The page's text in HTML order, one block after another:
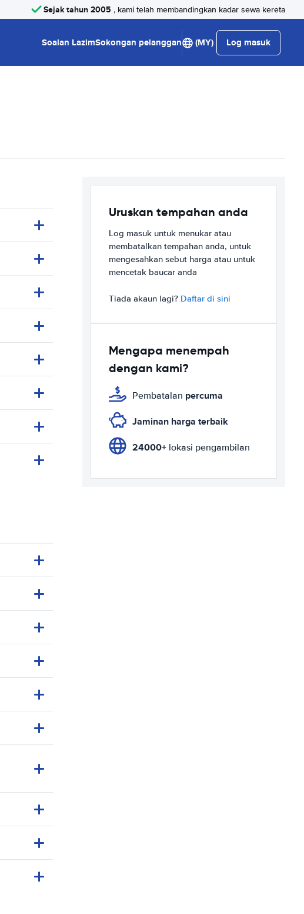
Sejak tahun 2005 , kami telah membandingkan kadar sewa kereta
Soalan LazimSokongan pelanggan (MY) Log masuk
Uruskan tempahan anda
Log masuk untuk menukar atau
membatalkan tempahan anda, untuk
mengesahkan sebut harga atau untuk
mencetak baucar anda
Tiada akaun lagi? Daftar di sini
Mengapa menempah
dengan kami?
Pembatalan percuma
Jaminan harga terbaik
24000+ lokasi pengambilan